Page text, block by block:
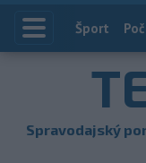
Index
Šport
Spravodajský